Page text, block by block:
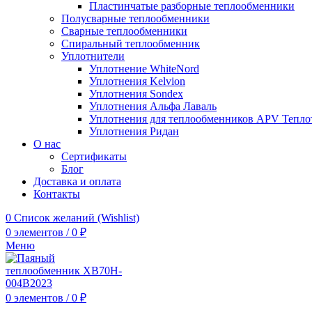
Пластинчатые разборные теплообменники
Полусварные теплообменники
Сварные теплообменники
Спиральный теплообменник
Уплотнители
Уплотнение WhiteNord
Уплотнения Kelvion
Уплотнения Sondex
Уплотнения Альфа Лаваль
Уплотнения для теплообменников APV
Уплотнения Ридан
О нас
Сертификаты
Блог
Доставка и оплата
Контакты
0 Список желаний (Wishlist)
0 элементов / 0 ₽
Меню
0 элементов / 0 ₽